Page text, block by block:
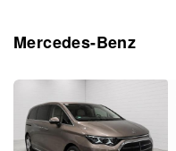
Mercedes-Benz